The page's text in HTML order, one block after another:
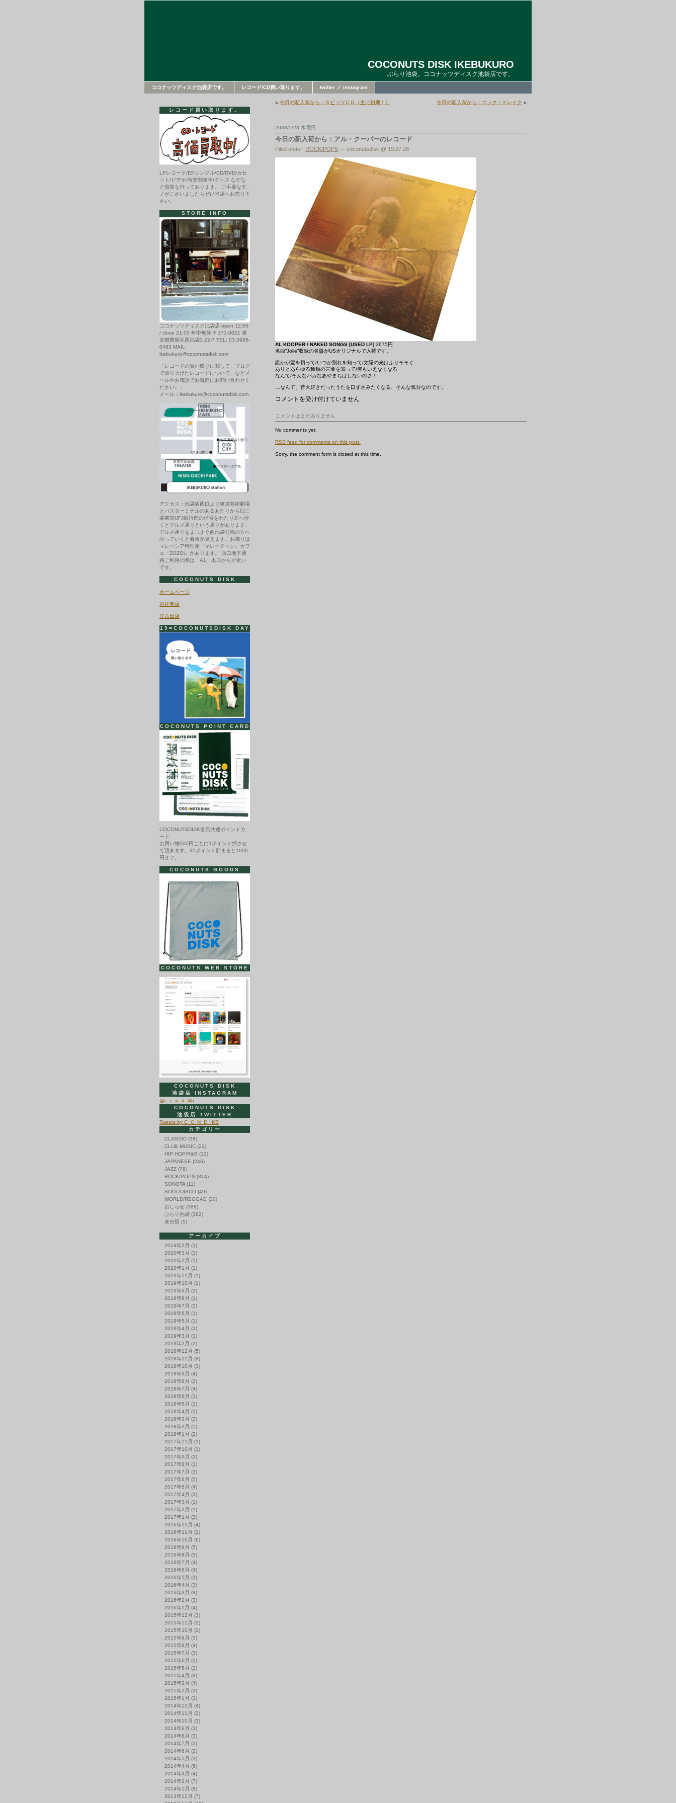
COCONUTS DISK IKEBUKURO
ぶらり池袋。ココナッツディスク池袋店です。
ココナッツディスク池袋店です。 レコード/CD買い取ります。 twitter ／ instagram
« 今日の新入荷から：スピッツＣＤ（主に初期！） 今日の新入荷から：ニック・ドレイク »
2008/5/28 水曜日
今日の新入荷から：アル・クーパーのレコード
Filed under: ROCK/POPS — coconutsdisk @ 19:27:26
AL KOOPER / NAKED SONGS [USED LP] 3675円
名曲”Jolie”収録の名盤がUSオリジナルで入荷です。
誰かが髪を切って/いつか別れを知って/太陽の光はふりそそぐ
ありとあらゆる種類の言葉を知って/何もいえなくなる
なんて/そんなバカなあやまちはしないのさ！
…なんて、昔大好きだったうたを口ずさみたくなる、そんな気分なのです。
今
新
入
荷
か
ア
コメントを受け付けていません
コメントはまだありません
No comments yet.
RSS feed for comments on this post.
Sorry, the comment form is closed at this time.
レコード買い取ります。
LPレコード/EPシングル/CD/DVD/カセ
ット/ビデオ/音楽関連本/グッズ などな
ど買取を行っております。 ご不要なモ
ノがございましたらぜひ当店へお売り下
さい。
STORE INFO
ココナッツディスク池袋店 open 12:00
/ close 21:00 年中無休 〒171-0021 東
京都豊島区西池袋3-22-7 TEL: 03-3985-
0463 MAIL:
ikebukuro@coconutsdisk.com
「レコードの買い取りに関して、ブログ
で取り上げたレコードについて、などメ
ールやお電話でお気軽にお問い合わせく
ださい。」
メール：ikebukuro@coconutsdisk.com
アクセス：池袋駅西口より東京芸術劇場
とバスターミナルのあるあたりから旧三
菱東京UFJ銀行前の信号をわたり左へ行
くとグルメ通りという通りがあります。
グルメ通りをまっすぐ西池袋公園の方へ
向っていくと看板が見えます。お隣りは
マレーシア料理屋『マレーチャン』カフ
ェ『ZOZOi』があります。 西口地下通
路ご利用の際は「A1」出口からが近い
です。
COCONUTS DISK
ホームページ
吉祥寺店
江古田店
19=COCONUTSDISK DAY
COCONUTS POINT CARD
COCONUTSDISK全店共通ポイントカ
ード
お買い物500円ごとに1ポイント押させ
て頂きます。35ポイント貯まると1000
円オフ。
COCONUTS GOODS
COCONUTS WEB STORE
COCONUTS DISK
池袋店 INSTAGRAM
@c_c_n_d_ikb
COCONUTS DISK
池袋店 TWITTER
Tweets by C_C_N_D_IKB
カテゴリー
CLASSIC (38)
CLUB MUSIC (22)
HIP HOP/R&B (12)
JAPANESE (246)
JAZZ (79)
ROCK/POPS (314)
SONOTA (11)
SOUL/DISCO (49)
WORLD/REGGAE (20)
おしらせ (388)
ぶらり池袋 (382)
未分類 (5)
アーカイブ
2024年2月 (1)
2020年3月 (1)
2020年2月 (1)
2020年1月 (1)
2019年11月 (1)
2019年10月 (1)
2019年9月 (2)
2019年8月 (1)
2019年7月 (2)
2019年6月 (1)
2019年5月 (1)
2019年4月 (2)
2019年3月 (1)
2019年2月 (2)
2018年12月 (5)
2018年11月 (8)
2018年10月 (3)
2018年9月 (4)
2018年8月 (2)
2018年7月 (4)
2018年6月 (3)
2018年5月 (1)
2018年4月 (1)
2018年3月 (2)
2018年2月 (5)
2018年1月 (2)
2017年11月 (1)
2017年10月 (1)
2017年9月 (2)
2017年8月 (1)
2017年7月 (3)
2017年6月 (5)
2017年5月 (4)
2017年4月 (3)
2017年3月 (1)
2017年2月 (1)
2017年1月 (2)
2016年12月 (4)
2016年11月 (1)
2016年10月 (6)
2016年9月 (5)
2016年8月 (5)
2016年7月 (4)
2016年6月 (4)
2016年5月 (3)
2016年4月 (3)
2016年3月 (8)
2016年2月 (3)
2016年1月 (4)
2015年12月 (3)
2015年11月 (2)
2015年10月 (2)
2015年9月 (3)
2015年8月 (4)
2015年7月 (3)
2015年6月 (2)
2015年5月 (2)
2015年4月 (8)
2015年3月 (4)
2015年2月 (2)
2015年1月 (3)
2014年12月 (4)
2014年11月 (2)
2014年10月 (3)
2014年9月 (3)
2014年8月 (3)
2014年7月 (3)
2014年6月 (2)
2014年5月 (3)
2014年4月 (6)
2014年3月 (4)
2014年2月 (7)
2014年1月 (8)
2013年12月 (7)